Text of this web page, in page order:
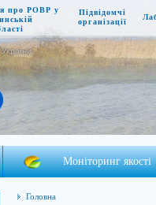
про РОВР у
Підвідомчі
організації
Моніторинг якості
Головна